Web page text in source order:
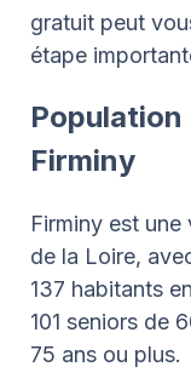
gratuit peut
étape
Population
Firminy
Firminy est
de la Loire,
137 habitants
101 seniors de
75 ans ou plus.